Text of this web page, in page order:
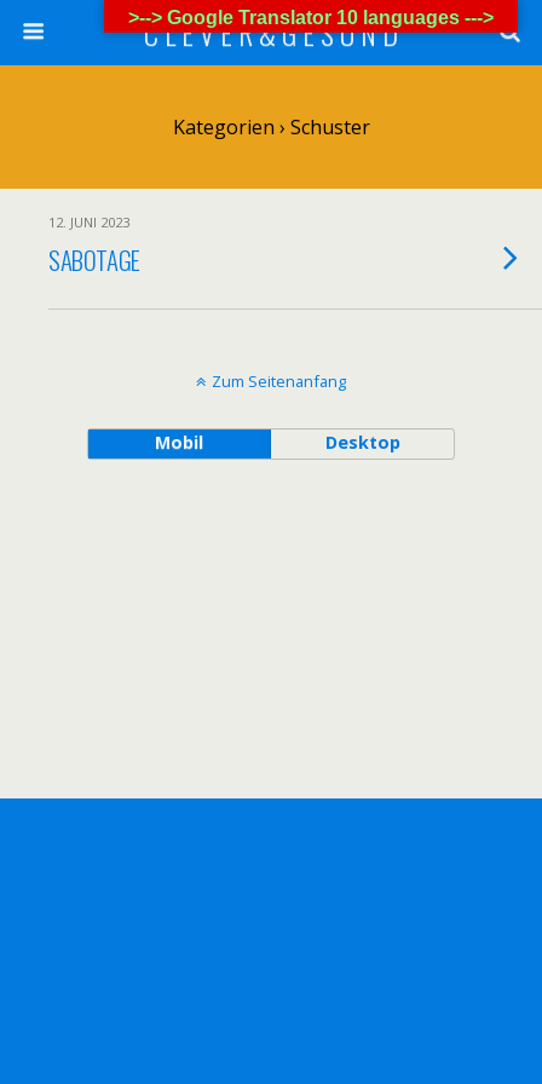
C L E V E R & G E S U N D
Kategorien › Schuster
12. JUNI 2023
SABOTAGE
Zum Seitenanfang
Mobil Desktop
>--> Google Translator 10 languages --->